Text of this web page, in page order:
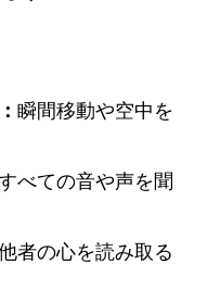
瞬間移動や空中を
べての音や声を聞
者の心を読み取る